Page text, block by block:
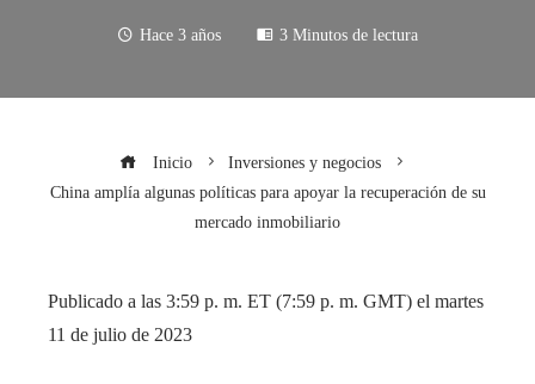
Hace 3 años 3 Minutos de lectura
Inicio
Inversiones y negocios
China amplía algunas políticas para apoyar la recuperación de su
mercado inmobiliario
Publicado a las 3:59 p. m. ET (7:59 p. m. GMT) el martes
11 de julio de 2023